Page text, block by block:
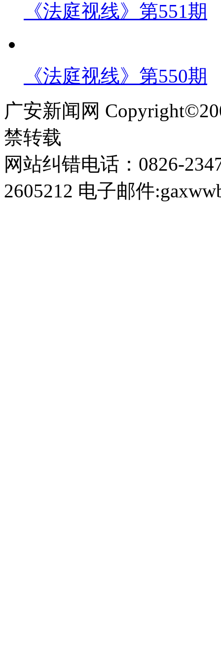
《法庭视线》第551期
《法庭视线》第550期
广安新闻网
禁转载
网站纠错电话：0826-
2605212 电子邮件